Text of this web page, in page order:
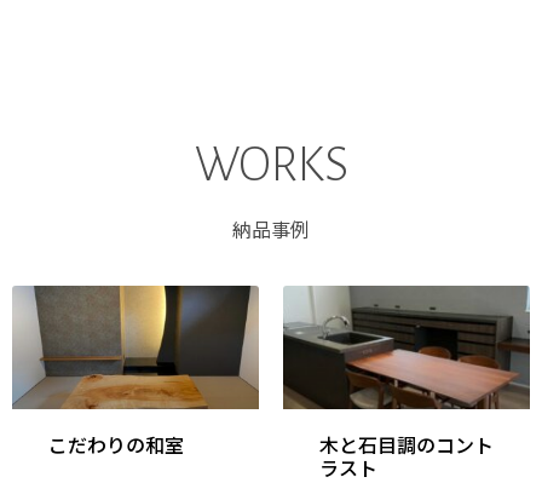
WORKS
納品事例
こだわりの和室 木と石目調のコント
ラスト